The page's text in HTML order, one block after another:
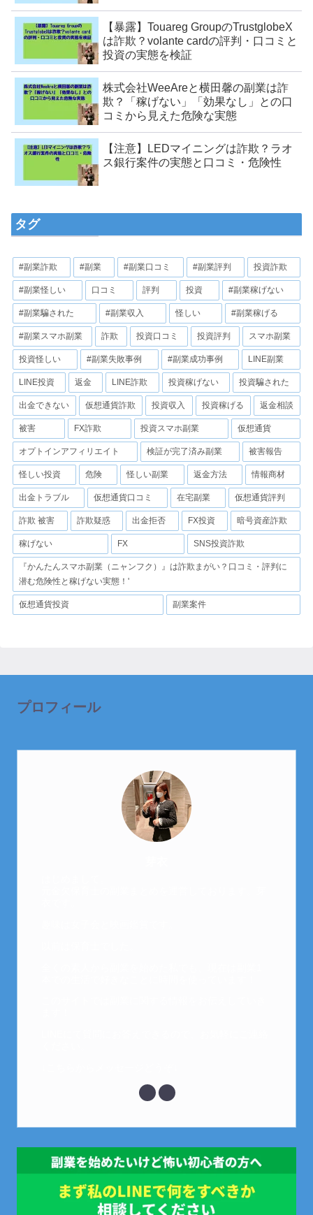
【暴露】Touareg GroupのTrustglobeX
は詐欺？volante cardの評判・口コミと
投資の実態を検証
株式会社WeeAreと横田馨の副業は詐
欺？「稼げない」「効果なし」との口
コミから見えた危険な実態
【注意】LEDマイニングは詐欺？ラオ
ス銀行案件の実態と口コミ・危険性
タグ
#副業詐欺 #副業 #副業口コミ #副業評判 投資詐欺
#副業怪しい 口コミ 評判 投資 #副業稼げない
#副業騙された #副業収入 怪しい #副業稼げる
#副業スマホ副業 詐欺 投資口コミ 投資評判 スマホ副業
投資怪しい #副業失敗事例 #副業成功事例 LINE副業
LINE投資 返金 LINE詐欺 投資稼げない 投資騙された
出金できない 仮想通貨詐欺 投資収入 投資稼げる 返金相談
被害 FX詐欺 投資スマホ副業 仮想通貨
オプトインアフィリエイト 検証が完了済み副業 被害報告
怪しい投資 危険 怪しい副業 返金方法 情報商材
出金トラブル 仮想通貨口コミ 在宅副業 仮想通貨評判
詐欺 被害 詐欺疑惑 出金拒否 FX投資 暗号資産詐欺
稼げない FX SNS投資詐欺
『かんたんスマホ副業（ニャンフク）』は詐欺まがい？口コミ・評判に
潜む危険性と稼げない実態！'
仮想通貨投資 副業案件
プロフィール